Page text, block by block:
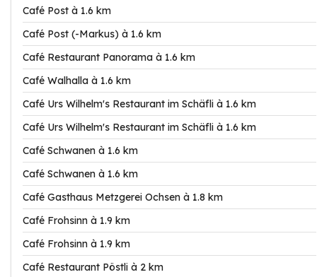
Café Post à 1.6 km
Café Post (-Markus) à 1.6 km
Café Restaurant Panorama à 1.6 km
Café Walhalla à 1.6 km
Café Urs Wilhelm's Restaurant im Schäfli à 1.6 km
Café Urs Wilhelm's Restaurant im Schäfli à 1.6 km
Café Schwanen à 1.6 km
Café Schwanen à 1.6 km
Café Gasthaus Metzgerei Ochsen à 1.8 km
Café Frohsinn à 1.9 km
Café Frohsinn à 1.9 km
Café Restaurant Pöstli à 2 km